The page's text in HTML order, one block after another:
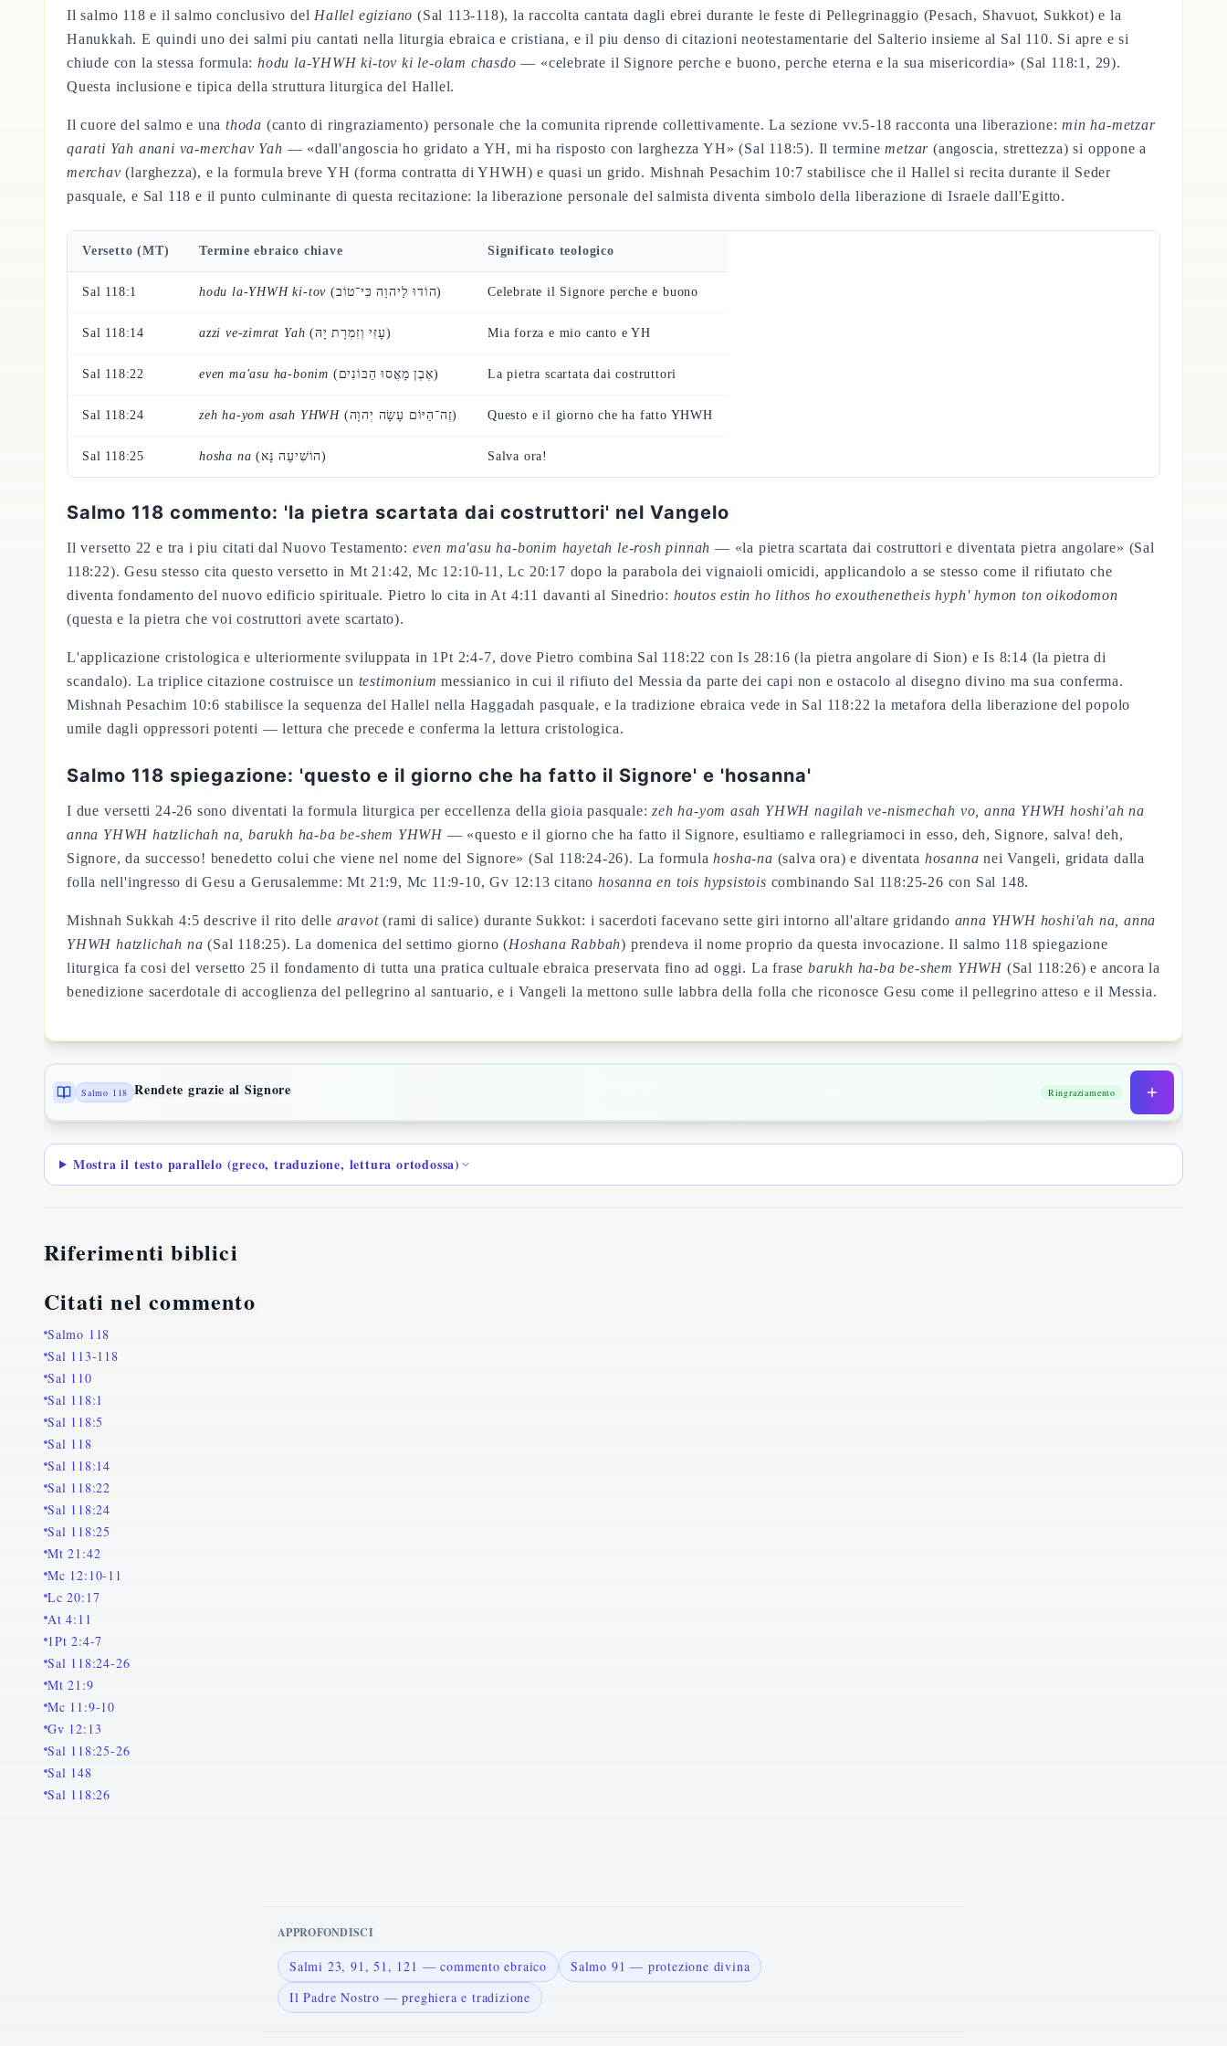
Il salmo 118 e il salmo conclusivo del Hallel egiziano (Sal 113-118), la raccolta cantata dagli ebrei durante le feste di Pellegrinaggio (Pesach, Shavuot, Sukkot) e la
Hanukkah. E quindi uno dei salmi piu cantati nella liturgia ebraica e cristiana, e il piu denso di citazioni neotestamentarie del Salterio insieme al Sal 110. Si apre e si
chiude con la stessa formula:hodu la-YHWH ki-tov ki le-olam chasdo — «celebrate il Signore perche e buono, perche eterna e la sua misericordia» (Sal 118:1, 29).
Questa inclusione e tipica della struttura liturgica del Hallel.
Il cuore del salmo e una thoda (canto di ringraziamento) personale che la comunita riprende collettivamente. La sezione vv.5-18 racconta una liberazione:min ha-metzar
qarati Yah anani va-merchav Yah — «dall'angoscia ho gridato a YH, mi ha risposto con larghezza YH» (Sal 118:5). Il terminemetzar (angoscia, strettezza) si oppone a
merchav (larghezza), e la formula breve YH (forma contratta di YHWH) e quasi un grido. Mishnah Pesachim 10:7 stabilisce che il Hallel si recita durante il Seder
pasquale, e Sal 118 e il punto culminante di questa recitazione: la liberazione personale del salmista diventa simbolo della liberazione di Israele dall'Egitto.
Versetto (MT) Termine ebraico chiave Significato teologico
Sal 118:1 hodu la-YHWH ki-tov (הוֹדוּ לַיהוָה כִּי־טוֹב) Celebrate il Signore perche e buono
Sal 118:14 azzi ve-zimrat Yah (עָזִּי וְזִמְרָת יָהּ) Mia forza e mio canto e YH
Sal 118:22 even ma'asu ha-bonim (אֶבֶן מָאֲסוּ הַבּוֹנִים) La pietra scartata dai costruttori
Sal 118:24 zeh ha-yom asah YHWH (זֶה־הַיּוֹם עָשָׂה יְהוָה) Questo e il giorno che ha fatto YHWH
Sal 118:25 hosha na (הוֹשִׁיעָה נָּא) Salva ora!
Salmo 118 commento: 'la pietra scartata dai costruttori' nel Vangelo
Il versetto 22 e tra i piu citati dal Nuovo Testamento: even ma'asu ha-bonim hayetah le-rosh pinnah — «la pietra scartata dai costruttori e diventata pietra angolare» (Sal
118:22). Gesu stesso cita questo versetto in Mt 21:42, Mc 12:10-11, Lc 20:17 dopo la parabola dei vignaioli omicidi, applicandolo a se stesso come il rifiutato che
diventa fondamento del nuovo edificio spirituale. Pietro lo cita in At 4:11 davanti al Sinedrio: houtos estin ho lithos ho exouthenetheis hyph' hymon ton oikodomon
(questa e la pietra che voi costruttori avete scartato).
L'applicazione cristologica e ulteriormente sviluppata in 1Pt 2:4-7, dove Pietro combina Sal 118:22 con Is 28:16 (la pietra angolare di Sion) e Is 8:14 (la pietra di
scandalo). La triplice citazione costruisce un testimonium messianico in cui il rifiuto del Messia da parte dei capi non e ostacolo al disegno divino ma sua conferma.
Mishnah Pesachim 10:6 stabilisce la sequenza del Hallel nella Haggadah pasquale, e la tradizione ebraica vede in Sal 118:22 la metafora della liberazione del popolo
umile dagli oppressori potenti — lettura che precede e conferma la lettura cristologica.
Salmo 118 spiegazione: 'questo e il giorno che ha fatto il Signore' e 'hosanna'
I due versetti 24-26 sono diventati la formula liturgica per eccellenza della gioia pasquale:zeh ha-yom asah YHWH nagilah ve-nismechah vo, anna YHWH hoshi'ah na
anna YHWH hatzlichah na, barukh ha-ba be-shem YHWH — «questo e il giorno che ha fatto il Signore, esultiamo e rallegriamoci in esso, deh, Signore, salva! deh,
Signore, da successo! benedetto colui che viene nel nome del Signore» (Sal 118:24-26). La formulahosha-na (salva ora) e diventata hosanna nei Vangeli, gridata dalla
folla nell'ingresso di Gesu a Gerusalemme: Mt 21:9, Mc 11:9-10, Gv 12:13 citano hosanna en tois hypsistois combinando Sal 118:25-26 con Sal 148.
Mishnah Sukkah 4:5 descrive il rito delle aravot(rami di salice) durante Sukkot: i sacerdoti facevano sette giri intorno all'altare gridando anna YHWH hoshi'ah na, anna
YHWH hatzlichah na (Sal 118:25). La domenica del settimo giorno (Hoshana Rabbah) prendeva il nome proprio da questa invocazione. Il salmo 118 spiegazione
liturgica fa cosi del versetto 25 il fondamento di tutta una pratica cultuale ebraica preservata fino ad oggi. La frase barukh ha-ba be-shem YHWH (Sal 118:26) e ancora la
benedizione sacerdotale di accoglienza del pellegrino al santuario, e i Vangeli la mettono sulle labbra della folla che riconosce Gesu come il pellegrino atteso e il Messia.
Salmo 118 Rendete grazie al Signore Ringraziamento
Mostra il testo parallelo (greco, traduzione, lettura ortodossa)
Riferimenti biblici
Citati nel commento
Salmo 118
Sal 113-118
Sal 110
Sal 118:1
Sal 118:5
Sal 118
Sal 118:14
Sal 118:22
Sal 118:24
Sal 118:25
Mt 21:42
Mc 12:10-11
Lc 20:17
At 4:11
1Pt 2:4-7
Sal 118:24-26
Mt 21:9
Mc 11:9-10
Gv 12:13
Sal 118:25-26
Sal 148
Sal 118:26
APPROFONDISCI
Salmi 23, 91, 51, 121 — commento ebraico
Salmo 91 — protezione divina
Il Padre Nostro — preghiera e tradizione